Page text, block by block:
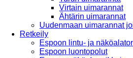
Virtain uimarannat
Ähtärin uimarannat
Uudenmaan uimarannat
Retkeily
Espoon lintu- ja
Espoon luontopolut